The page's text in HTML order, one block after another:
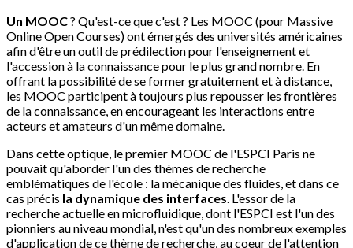
Un MOOC? Qu'est-ce que c'est ? Les MOOC (pour Massive
Online Open Courses) ont émergés des universités américaines
afin d'être un outil de prédilection pour l'enseignement et
l'accession à la connaissance pour le plus grand nombre. En
offrant la possibilité de se former gratuitement et à distance,
les MOOC participent à toujours plus repousser les frontières
de la connaissance, en encourageant les interactions entre
acteurs et amateurs d'un même domaine.
Dans cette optique, le premier MOOC de l'ESPCI Paris ne
pouvait qu'aborder l'un des thèmes de recherche
emblématiques de l'école : la mécanique des fluides, et dans ce
cas précis la dynamique des interfaces. L'essor de la
recherche actuelle en microfluidique, dont l'ESPCI est l'un des
pionniers au niveau mondial, n'est qu'un des nombreux exemples
d'application de ce thème de recherche, au coeur de l'attention